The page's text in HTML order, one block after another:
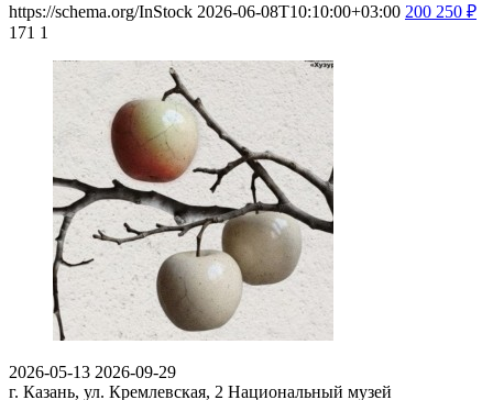
https://schema.org/InStock 2026-06-08T10:10:00+03:00 200 250 ₽
171 1
2026-05-13 2026-09-29
г. Казань, ул. Кремлевская, 2 Национальный музей